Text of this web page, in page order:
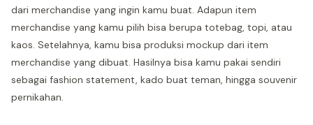
dari merchandise yang ingin kamu buat. Adapun item
merchandise yang kamu pilih bisa berupa totebag, topi, atau
kaos. Setelahnya, kamu bisa produksi mockup dari item
merchandise yang dibuat. Hasilnya bisa kamu pakai sendiri
sebagai fashion statement, kado buat teman, hingga souvenir
pernikahan.